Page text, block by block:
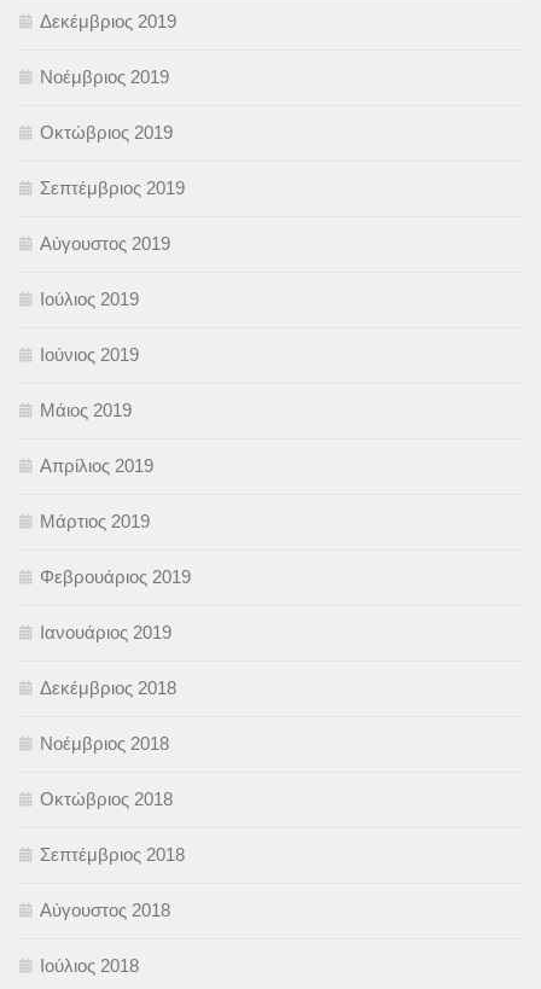
Δεκέμβριος 2019
Νοέμβριος 2019
Οκτώβριος 2019
Σεπτέμβριος 2019
Αύγουστος 2019
Ιούλιος 2019
Ιούνιος 2019
Μάιος 2019
Απρίλιος 2019
Μάρτιος 2019
Φεβρουάριος 2019
Ιανουάριος 2019
Δεκέμβριος 2018
Νοέμβριος 2018
Οκτώβριος 2018
Σεπτέμβριος 2018
Αύγουστος 2018
Ιούλιος 2018